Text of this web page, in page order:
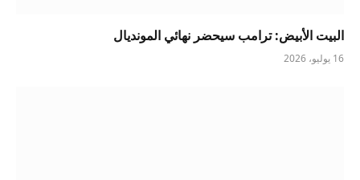
البيت الأبيض: ترامب سيحضر نهائي المونديال
16 يوليو، 2026